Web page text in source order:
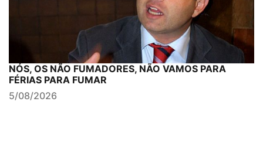
NÓS, OS NÃO FUMADORES, NÃO VAMOS PARA
FÉRIAS PARA FUMAR
5/08/2026